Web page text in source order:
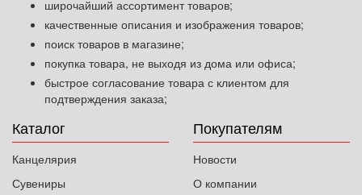
широчайший ассортимент товаров;
качественные описания и изображения товаров;
поиск товаров в магазине;
покупка товара, не выходя из дома или офиса;
быстрое согласование товара с клиентом для
подтверждения заказа;
Каталог
Канцелярия
Сувениры
Покупателям
Новости
О компании